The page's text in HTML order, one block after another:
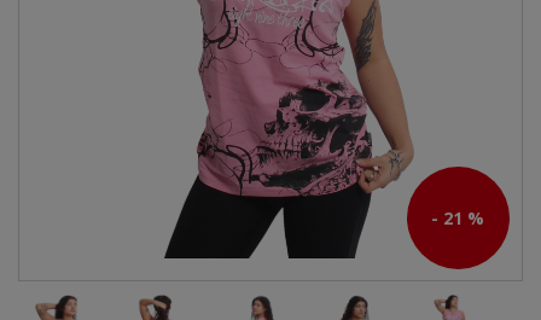
- 21 %